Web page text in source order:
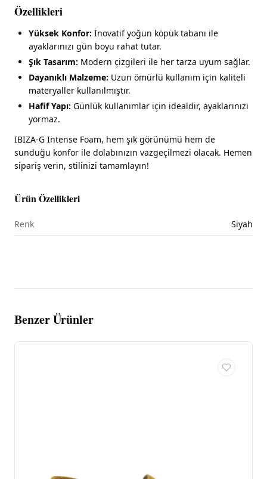
Özellikleri
Yüksek Konfor: İnovatif yoğun köpük tabanı ile
ayaklarınızı gün boyu rahat tutar.
Şık Tasarım: Modern çizgileri ile her tarza uyum sağlar.
Dayanıklı Malzeme: Uzun ömürlü kullanım için kaliteli
materyaller kullanılmıştır.
Hafif Yapı: Günlük kullanımlar için idealdir, ayaklarınızı
yormaz.
IBIZA-G Intense Foam, hem şık görünümü hem de
sunduğu konfor ile dolabınızın vazgeçilmezi olacak. Hemen
sipariş verin, stilinizi tamamlayın!
Ürün Özellikleri
Renk Siyah
Benzer Ürünler